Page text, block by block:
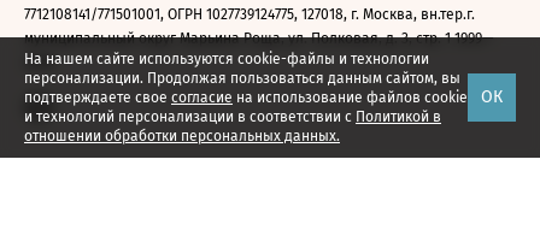
На нашем сайте используются cookie-файлы и технологии
персонализации. Продолжая пользоваться данным сайтом, вы
подтверждаете свое согласие на использование файлов cookie
и технологий персонализации в соответствии с Политикой в
отношении обработки персональных данных.
ОК
7712108141/771501001, ОГРН 1027739124775, 127018, г. Москва, вн.тер.г.
муниципальный округ Марьина Роща, ул. Полковая, д. 3, стр. 1 1999—
2026